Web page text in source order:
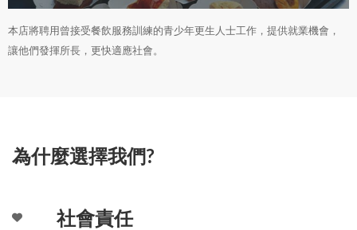
本店將聘用曾接受餐飲服務訓練的青少年更生人士工作，提供就業機會，
讓他們發揮所長，更快適應社會。
為什麼選擇我們?
社會責任